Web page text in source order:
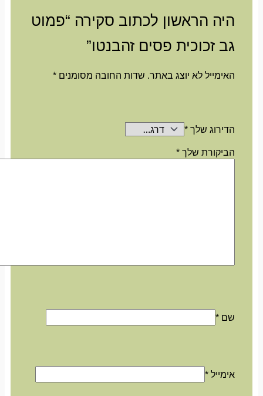
היה הראשון לכתוב סקירה “פמוט
גב זכוכית פסים זהבנטו”
האימייל לא יוצג באתר. שדות החובה מסומנים*
הדירוג שלך*
הביקורת שלך*
שם*
אימייל*